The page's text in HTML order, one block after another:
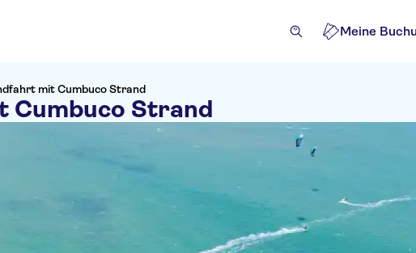
Meine
mit Cumbuco Strand
Cumbuco Strand